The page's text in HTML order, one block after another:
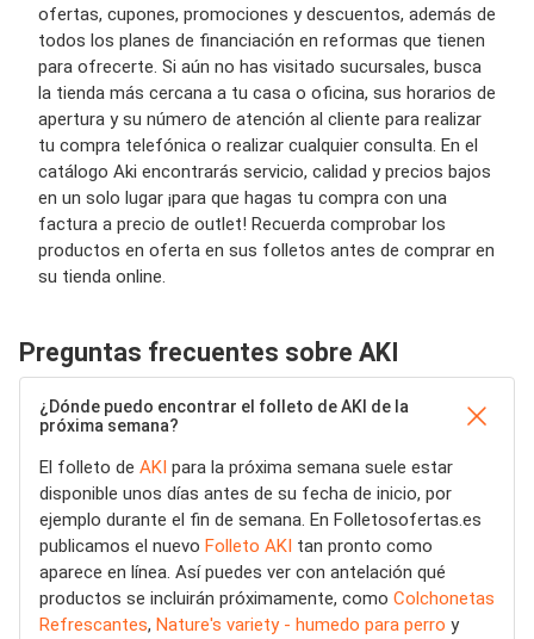
ofertas, cupones, promociones y descuentos, además de
todos los planes de financiación en reformas que tienen
para ofrecerte. Si aún no has visitado sucursales, busca
la tienda más cercana a tu casa o oficina, sus horarios de
apertura y su número de atención al cliente para realizar
tu compra telefónica o realizar cualquier consulta. En el
catálogo Aki encontrarás servicio, calidad y precios bajos
en un solo lugar ¡para que hagas tu compra con una
factura a precio de outlet! Recuerda comprobar los
productos en oferta en sus folletos antes de comprar en
su tienda online.
Preguntas frecuentes sobre AKI
¿Dónde puedo encontrar el folleto de AKI de la
próxima semana?
El folleto de AKI para la próxima semana suele estar
disponible unos días antes de su fecha de inicio, por
ejemplo durante el fin de semana. En Folletosofertas.es
publicamos el nuevo Folleto AKI tan pronto como
aparece en línea. Así puedes ver con antelación qué
productos se incluirán próximamente, como Colchonetas
Refrescantes, Nature's variety - humedo para perro y